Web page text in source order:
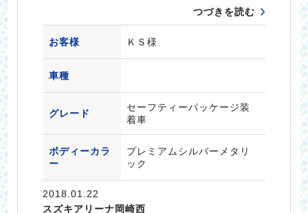
つづきを読む
お客様 ＫＳ様
車種
グレード
セーフティーパッケージ装
着車
ボディーカラ
ー
プレミアムシルバーメタリ
ック
2018.01.22
スズキアリーナ岡崎西